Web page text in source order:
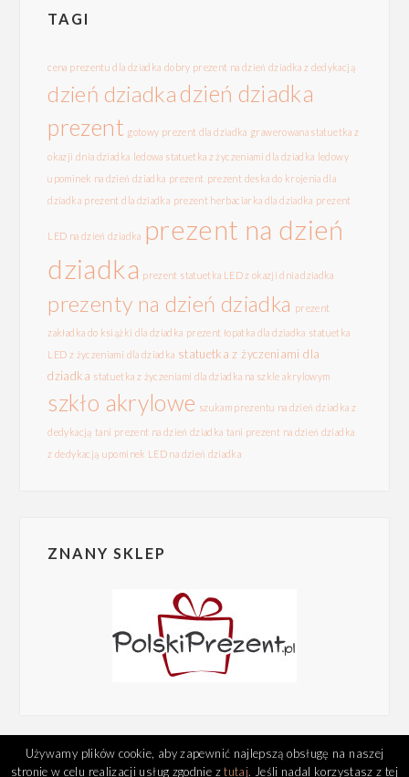
TAGI
cena prezentu dla dziadka dobry prezent na dzień dziadka z dedykacją
dzień dziadka dzień dziadka
prezent gotowy prezent dla dziadka grawerowana statuetka z
okazji dnia dziadka ledowa statuetka z życzeniami dla dziadka ledowy
upominek na dzień dziadka prezent prezent deska do krojenia dla
dziadka prezent dla dziadka prezent herbaciarka dla dziadka prezent
LED na dzień dziadka prezent na dzień
dziadka prezent statuetka LED z okazji dnia dziadka
prezenty na dzień dziadka prezent
zakładka do książki dla dziadka prezent łopatka dla dziadka statuetka
LED z życzeniami dla dziadka statuetka z życzeniami dla
dziadka statuetka z życzeniami dla dziadka na szkle akrylowym
szkło akrylowe szukam prezentu na dzień dziadka z
dedykacją tani prezent na dzień dziadka tani prezent na dzień dziadka
z dedykacją upominek LED na dzień dziadka
ZNANY SKLEP
Używamy plików cookie, aby zapewnić najlepszą obsługę na naszej
stronie w celu realizacji usług zgodnie ztutaj. Jeśli nadal korzystasz z tej